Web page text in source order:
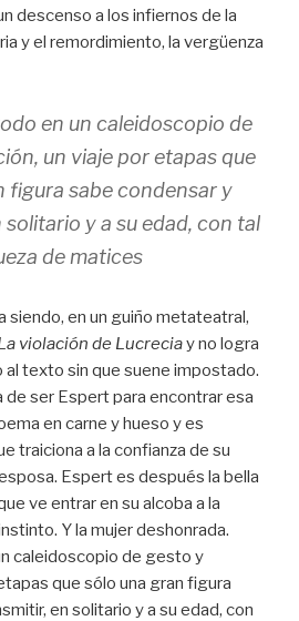
descenso a los infiernos de la
y el remordimiento, la vergüenza
en un caleidoscopio de
un viaje por etapas que
figura sabe condensar y
y a su edad, con tal
de matices
siendo, en un guiño metateatral,
violación de Lucreciay no logra
al texto sin que suene impostado.
ser Espert para encontrar esa
en carne y hueso y es
traiciona a la confianza de su
Espert es después la bella
ve entrar en su alcoba a la
Y la mujer deshonrada.
caleidoscopio de gesto y
que sólo una gran figura
en solitario y a su edad, con